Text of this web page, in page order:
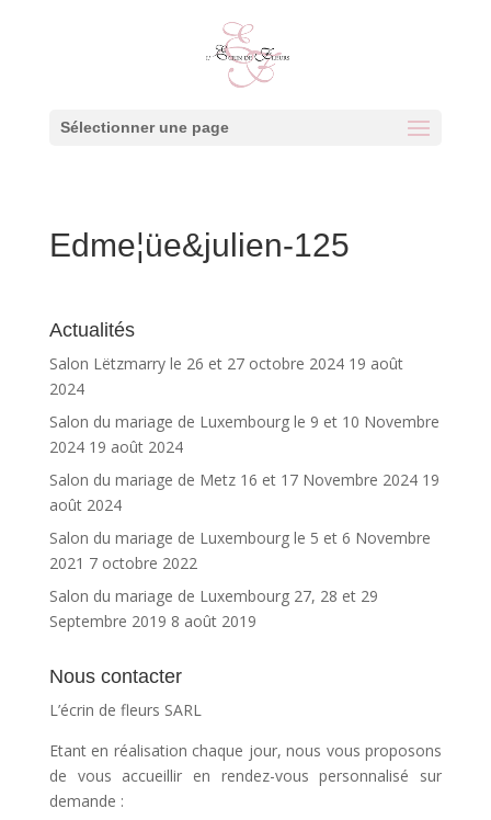
Sélectionner une page
Edme¦üe&julien-125
Actualités
Salon Lëtzmarry le 26 et 27 octobre 2024 19 août
2024
Salon du mariage de Luxembourg le 9 et 10 Novembre
2024 19 août 2024
Salon du mariage de Metz 16 et 17 Novembre 2024 19
août 2024
Salon du mariage de Luxembourg le 5 et 6 Novembre
2021 7 octobre 2022
Salon du mariage de Luxembourg 27, 28 et 29
Septembre 2019 8 août 2019
Nous contacter
L’écrin de fleurs SARL
Etant en réalisation chaque jour, nous vous proposons
de vous accueillir en rendez-vous personnalisé sur
demande :